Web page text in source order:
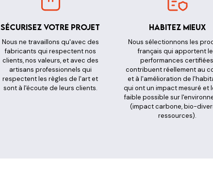
Sécurisez votre projet
Nous ne travaillons qu'avec des
fabricants qui respectent nos
clients, nos valeurs, et avec des
artisans professionnels qui
respectent les règles de l'art et
sont à l'écoute de leurs clients.
Habitez mieux
Nous sélectionnons les
français qui apportent
performances
contribuent réellement au
et à l'amélioration de
qui ont un impact mesuré et
faible possible sur
(impact carbone, bio-
ressources).